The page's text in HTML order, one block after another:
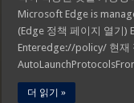
Microsoft Edge is
(Edge 정책 페이지 열기)
Enteredge://policy/ 현재
더 읽기 »